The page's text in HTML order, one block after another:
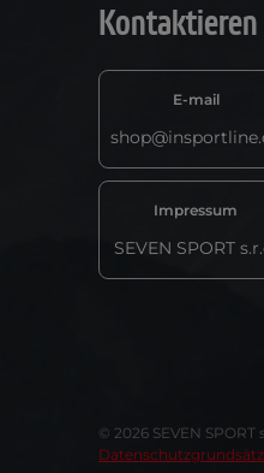
E-mail
Impressum
SEVEN SPORT
© 2026 SEVEN